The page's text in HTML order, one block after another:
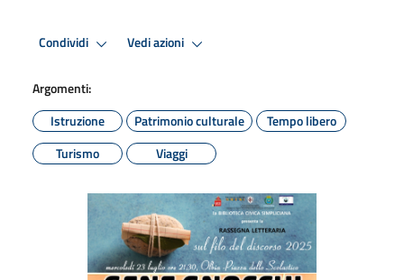
Condividi Vedi azioni
Argomenti:
Istruzione
Patrimonio culturale
Tempo libero
Turismo
Viaggi